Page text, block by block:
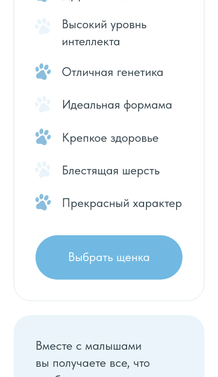
Родители
многократные
Чемпионы
Щеночки переняли лучшие
Папа Рич и мама Альпа - идеально
Многократные чемпионы РКФ